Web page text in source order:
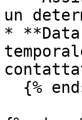
un
*